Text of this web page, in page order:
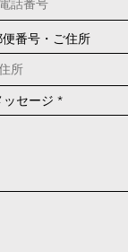
便番号・ご住所
ッセージ